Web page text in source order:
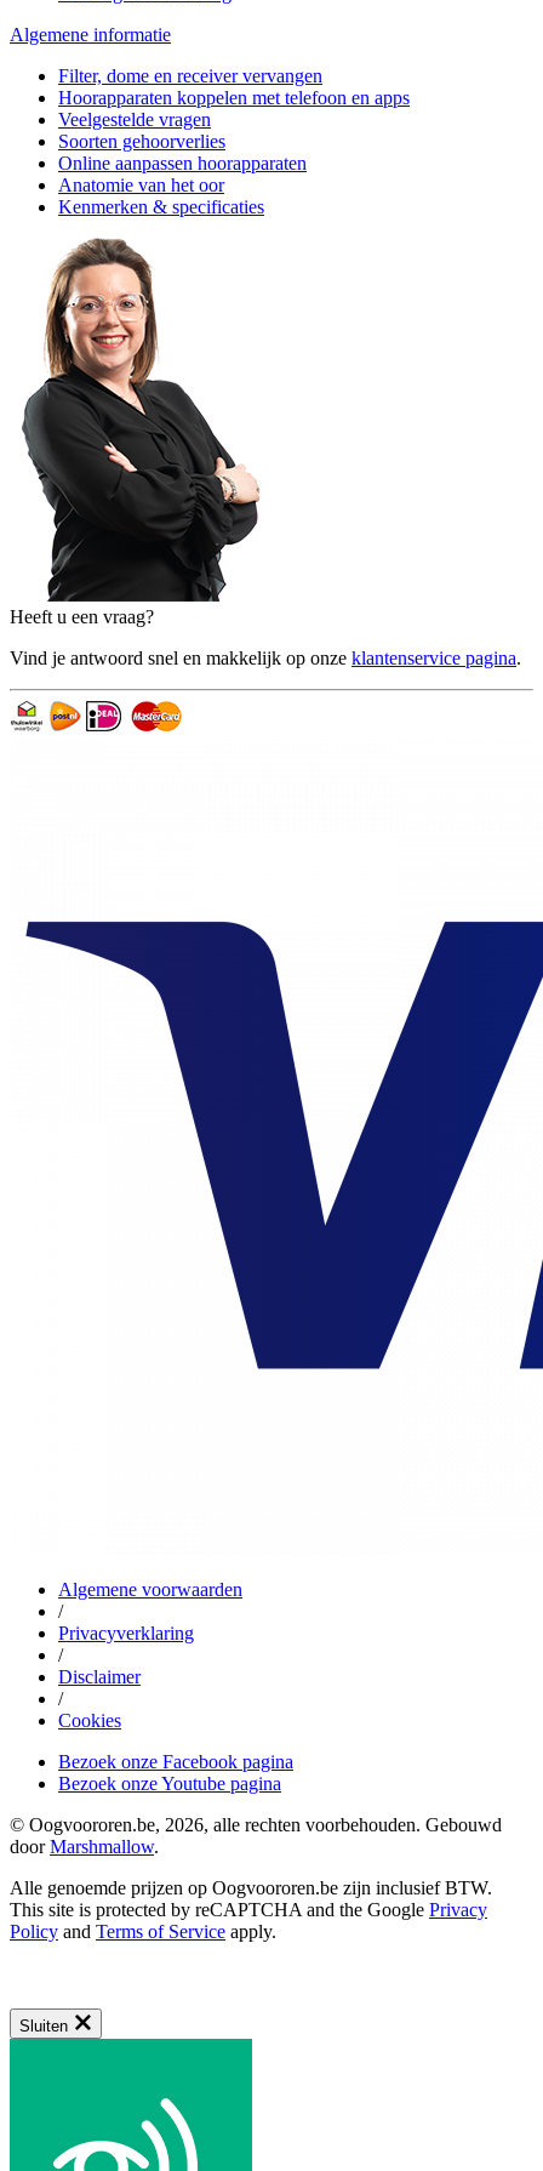
Algemene informatie
Filter, dome en receiver vervangen
Hoorapparaten koppelen met telefoon en apps
Veelgestelde vragen
Soorten gehoorverlies
Online aanpassen hoorapparaten
Anatomie van het oor
Kenmerken & specificaties
Heeft u een vraag?
Vind je antwoord snel en makkelijk op onze klantenservice pagina.
Algemene voorwaarden
/
Privacyverklaring
/
Disclaimer
/
Cookies
Bezoek onze Facebook pagina
Bezoek onze Youtube pagina
© Oogvoororen.be, 2026, alle rechten voorbehouden. Gebouwd
doorMarshmallow.
Alle genoemde prijzen op Oogvoororen.be zijn inclusief BTW.
This site is protected by reCAPTCHA and the Google Privacy
Policy and Terms of Service apply.
Sluiten